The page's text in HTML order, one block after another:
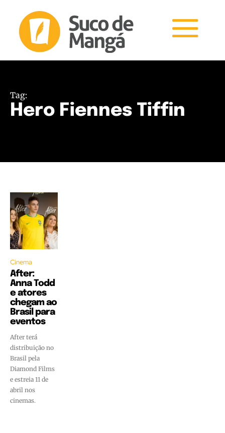
Tag:
Hero Fiennes Tiffin
Cinema
After:
Anna Todd
e atores
chegam ao
Brasil para
eventos
After terá
distribuição no
Brasil pela
Diamond Films
e estreia 11 de
abril nos
cinemas.